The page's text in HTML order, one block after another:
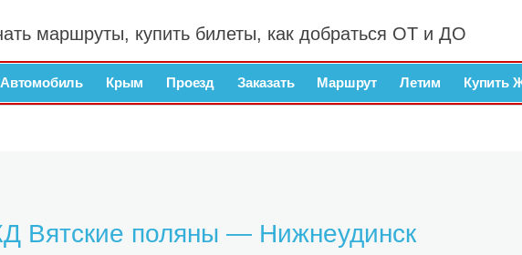
маршруты, купить билеты, как добраться ОТ и ДО
Автомобиль Крым Проезд Заказать Маршрут Летим Купить
Вятские поляны — Нижнеудинск